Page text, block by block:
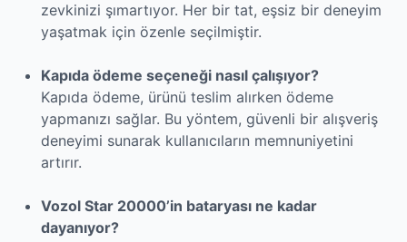
zevkinizi şımartıyor. Her bir tat, eşsiz bir deneyim
yaşatmak için özenle seçilmiştir.
Kapıda ödeme seçeneği nasıl çalışıyor?
Kapıda ödeme, ürünü teslim alırken ödeme
yapmanızı sağlar. Bu yöntem, güvenli bir alışveriş
deneyimi sunarak kullanıcıların memnuniyetini
artırır.
Vozol Star 20000’in bataryası ne kadar
dayanıyor?